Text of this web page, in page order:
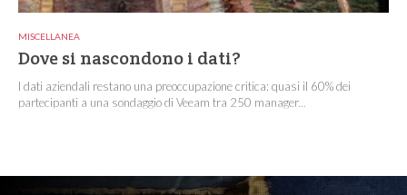
MISCELLANEA
Dove si nascondono i dati?
I dati aziendali restano una preoccupazione critica: quasi il 60% dei
partecipanti a una sondaggio di Veeam tra 250 manager...